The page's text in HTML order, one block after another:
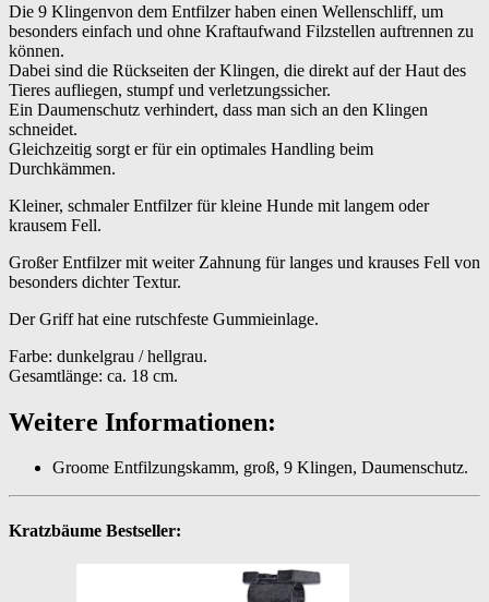
Die 9 Klingenvon dem Entfilzer haben einen Wellenschliff, um
besonders einfach und ohne Kraftaufwand Filzstellen auftrennen zu
können.
Dabei sind die Rückseiten der Klingen, die direkt auf der Haut des
Tieres aufliegen, stumpf und verletzungssicher.
Ein Daumenschutz verhindert, dass man sich an den Klingen
schneidet.
Gleichzeitig sorgt er für ein optimales Handling beim
Durchkämmen.
Kleiner, schmaler Entfilzer für kleine Hunde mit langem oder
krausem Fell.
Großer Entfilzer mit weiter Zahnung für langes und krauses Fell von
besonders dichter Textur.
Der Griff hat eine rutschfeste Gummieinlage.
Farbe: dunkelgrau / hellgrau.
Gesamtlänge: ca. 18 cm.
Weitere Informationen:
Groome Entfilzungskamm, groß, 9 Klingen, Daumenschutz.
Kratzbäume Bestseller: